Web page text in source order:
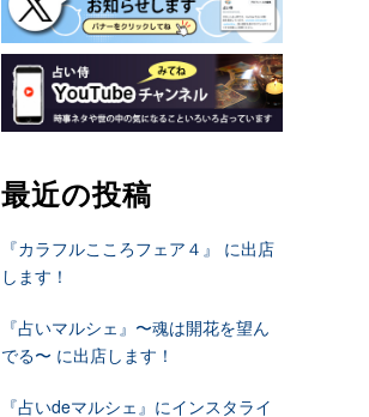
最近の投稿
『カラフルこころフェア４』 に出店
します！
『占いマルシェ』〜魂は開花を望ん
でる〜 に出店します！
『占いdeマルシェ』にインスタライ